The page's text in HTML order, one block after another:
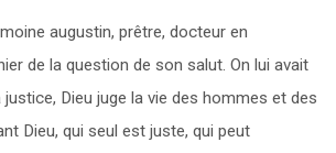
augustin, prêtre, docteur en
de la question de son salut. On lui avait
Dieu juge la vie des hommes et des
Dieu, qui seul est juste, qui peut